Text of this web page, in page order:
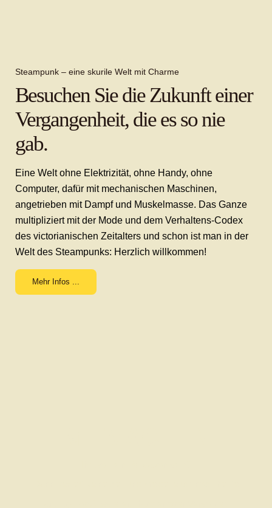
Steampunk – eine skurile Welt mit Charme
Besuchen Sie die Zukunft einer
Vergangenheit, die es so nie
gab.
Eine Welt ohne Elektrizität, ohne Handy, ohne
Computer, dafür mit mechanischen Maschinen,
angetrieben mit Dampf und Muskelmasse. Das Ganze
multipliziert mit der Mode und dem Verhaltens-Codex
des victorianischen Zeitalters und schon ist man in der
Welt des Steampunks: Herzlich willkommen!
Mehr Infos ...